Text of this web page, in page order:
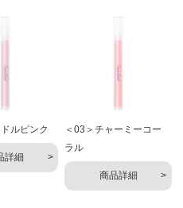
ルピンク
詳細
＜03＞チャーミーコー
ラル
商品詳細